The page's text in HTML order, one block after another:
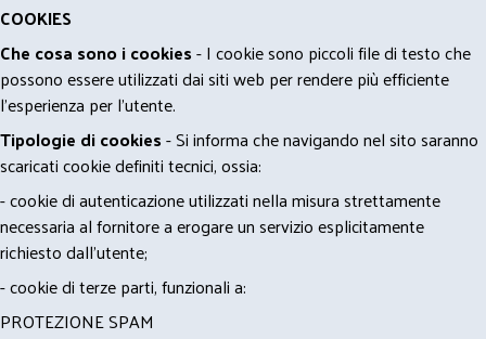
COOKIES
Che cosa sono i cookies- I cookie sono piccoli file di testo che
possono essere utilizzati dai siti web per rendere più efficiente
l'esperienza per l'utente.
Tipologie di cookies- Si informa che navigando nel sito saranno
scaricati cookie definiti tecnici, ossia:
- cookie di autenticazione utilizzati nella misura strettamente
necessaria al fornitore a erogare un servizio esplicitamente
richiesto dall'utente;
- cookie di terze parti, funzionali a:
PROTEZIONE SPAM